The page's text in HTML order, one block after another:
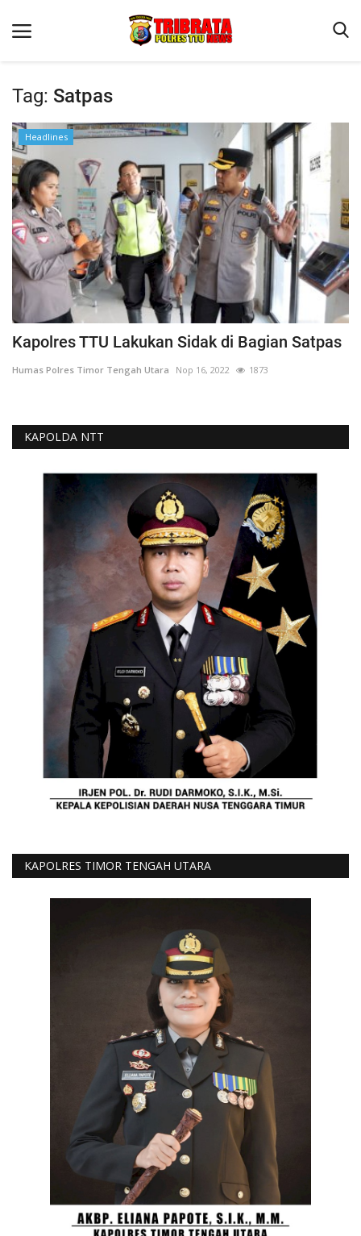
Beranda
Terms & Conditions
Reskrim
Binkam
Lantas
OPINI
Tag: Satpas
Headlines
Kapolres TTU Lakukan Sidak di Bagian Satpas
Humas Polres Timor Tengah Utara Nop 16, 2022 1873
KAPOLDA NTT
KAPOLRES TIMOR TENGAH UTARA